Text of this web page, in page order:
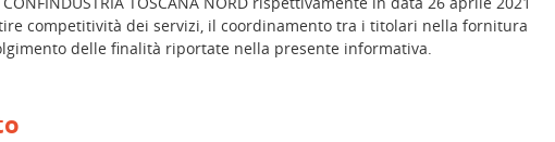
competitività dei servizi, il coordinamento tra i titolari nella fornitura
delle finalità riportate nella presente informativa.